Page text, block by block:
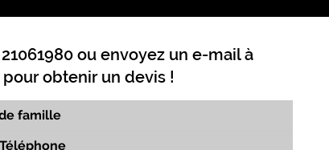
ou envoyez un e-mail à
pour obtenir un devis !